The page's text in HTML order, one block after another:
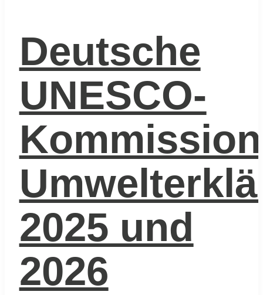
Deutsche
UNESCO-
Kommission
2025 und
2026